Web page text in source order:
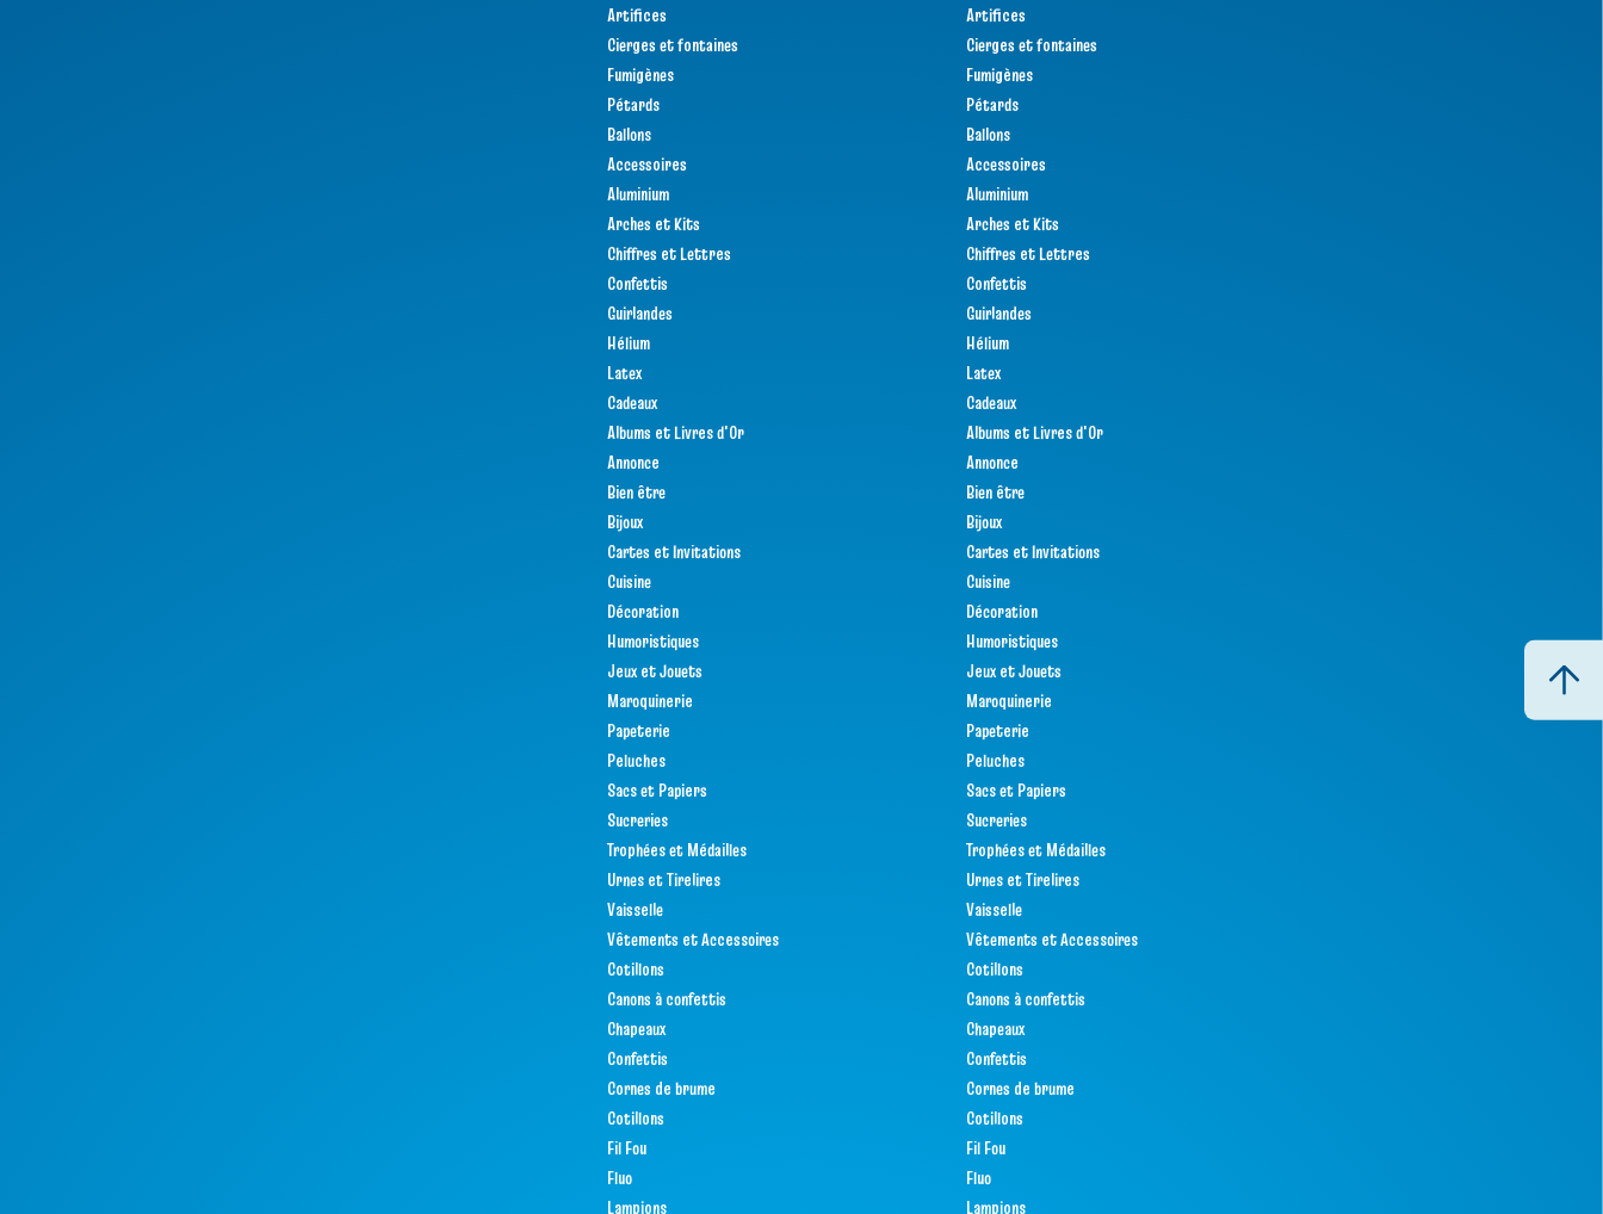
Artifices
Cierges et fontaines
Fumigènes
Pétards
Ballons
Accessoires
Aluminium
Arches et Kits
Chiffres et Lettres
Confettis
Guirlandes
Hélium
Latex
Cadeaux
Albums et Livres d'Or
Annonce
Bien être
Bijoux
Cartes et Invitations
Cuisine
Décoration
Humoristiques
Jeux et Jouets
Maroquinerie
Papeterie
Peluches
Sacs et Papiers
Sucreries
Trophées et Médailles
Urnes et Tirelires
Vaisselle
Vêtements et Accessoires
Cotillons
Canons à confettis
Chapeaux
Confettis
Cornes de brume
Cotillons
Fil Fou
Fluo
Lampions
Artifices
Cierges et fontaines
Fumigènes
Pétards
Ballons
Accessoires
Aluminium
Arches et Kits
Chiffres et Lettres
Confettis
Guirlandes
Hélium
Latex
Cadeaux
Albums et Livres d'Or
Annonce
Bien être
Bijoux
Cartes et Invitations
Cuisine
Décoration
Humoristiques
Jeux et Jouets
Maroquinerie
Papeterie
Peluches
Sacs et Papiers
Sucreries
Trophées et Médailles
Urnes et Tirelires
Vaisselle
Vêtements et Accessoires
Cotillons
Canons à confettis
Chapeaux
Confettis
Cornes de brume
Cotillons
Fil Fou
Fluo
Lampions